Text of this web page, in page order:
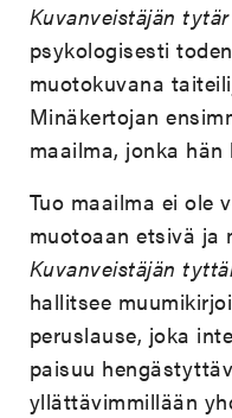
Kuvanveistäjän tytär
psykologisesti
muotokuvana
Minäkertojan
maailma, jonka hän
Tuo maailma ei ole
muotoaan etsivä ja
Kuvanveistäjän
hallitsee
peruslause, joka
paisuu
yllättävimmillään